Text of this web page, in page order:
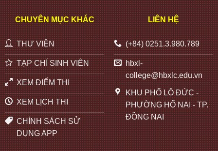
CHUYÊN MỤC KHÁC
THƯ VIỆN
TẠP CHÍ SINH VIÊN
XEM ĐIỂM THI
XEM LỊCH THI
CHÍNH SÁCH SỬ
DỤNG APP
LIÊN HỆ
(+84) 0251.3.980.789
hbxl-
college@hbxlc.edu.vn
KHU PHỐ LỘ ĐỨC -
PHƯỜNG HỐ NAI - TP.
ĐỒNG NAI